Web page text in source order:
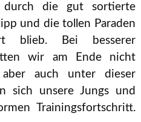
durch die gut sortierte
und die tollen Paraden
blieb. Bei besserer
wir am Ende nicht
auch unter dieser
sich unsere Jungs und
Trainingsfortschritt.